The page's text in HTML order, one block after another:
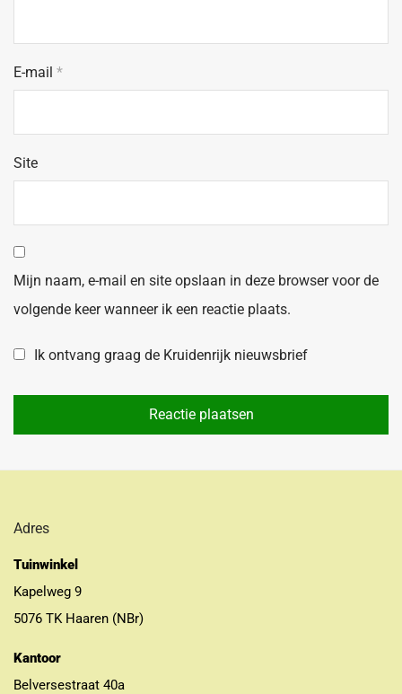
E-mail *
Site
Mijn naam, e-mail en site opslaan in deze browser voor de
volgende keer wanneer ik een reactie plaats.
Ik ontvang graag de Kruidenrijk nieuwsbrief
Adres
Tuinwinkel
Kapelweg 9
5076 TK Haaren (NBr)
Kantoor
Belversestraat 40a